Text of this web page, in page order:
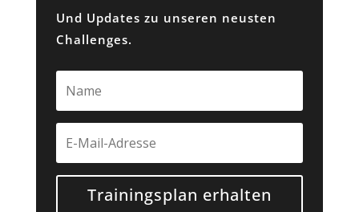
Und Updates zu unseren neusten
Challenges.
Trainingsplan erhalten